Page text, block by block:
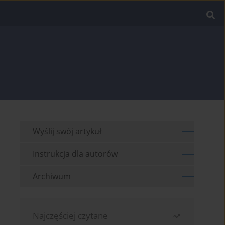
Wyślij swój artykuł
Instrukcja dla autorów
Archiwum
Najczęściej czytane